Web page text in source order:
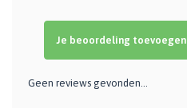
Je beoordeling toevoegen
Geen reviews gevonden...